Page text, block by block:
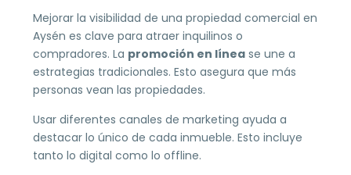
Mejorar la visibilidad de una propiedad comercial en
Aysén es clave para atraer inquilinos o
compradores. La promoción en línea se une a
estrategias tradicionales. Esto asegura que más
personas vean las propiedades.
Usar diferentes canales de marketing ayuda a
destacar lo único de cada inmueble. Esto incluye
tanto lo digital como lo offline.